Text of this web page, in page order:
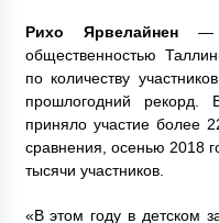
Рихо Ярвелайнен—
общественностью
по количеству
прошлогодний
приняло участие более
сравнения, осенью 2018
тысячи участников.
«В этом году в детском